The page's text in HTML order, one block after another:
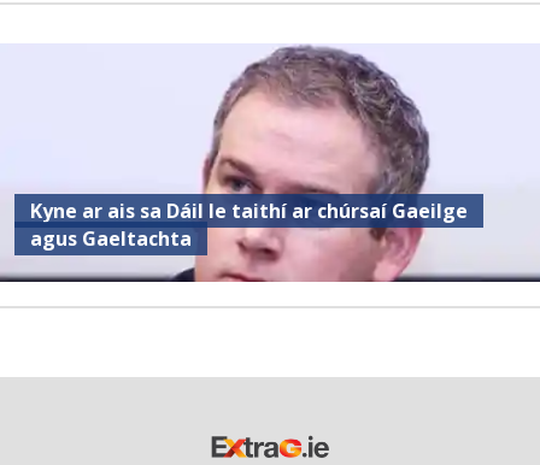
Kyne ar ais sa Dáil le taithí ar chúrsaí Gaeilge
agus Gaeltachta